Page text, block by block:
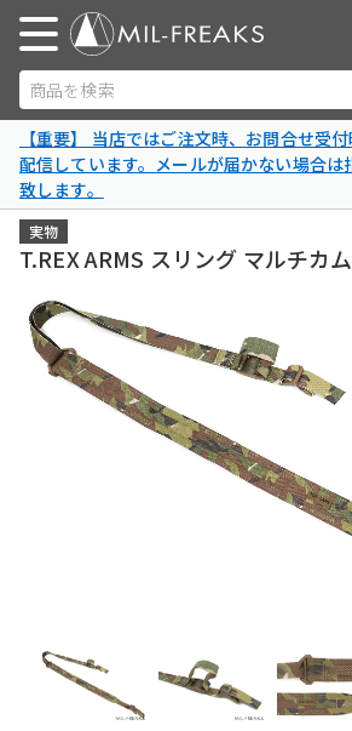
商品を検索
【重要】 当店ではご注文時、お問合せ受
配信しています。メールが届かない場合は
致します。
実物
T.REX ARMS スリング マルチカム